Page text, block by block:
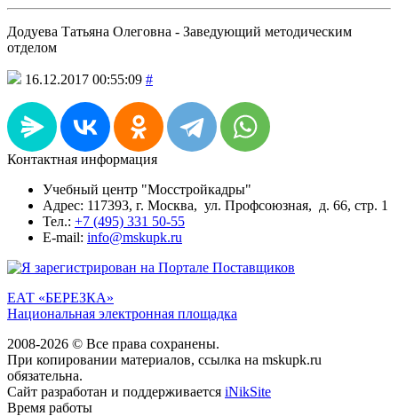
Додуева Татьяна Олеговна - Заведующий методическим
отделом
16.12.2017 00:55:09 #
Контактная информация
Учебный центр "Мосстройкадры"
Адрес: 117393, г. Москва, ул. Профсоюзная, д. 66, стр. 1
Тел.: +7 (495) 331 50-55
E-mail: info@mskupk.ru
ЕАТ «БЕРЕЗКА»
Национальная электронная площадка
2008-2026 © Все права сохранены.
При копировании материалов, ссылка на mskupk.ru
обязательна.
Сайт разработан и поддерживается iNikSite
Время работы